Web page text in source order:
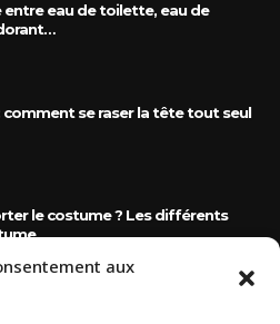
aux
eau de toilette, eau de
comment se raser la tête tout seul
le costume ? Les différents